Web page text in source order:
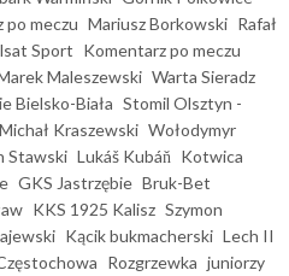
po meczu Mariusz Borkowski Rafał
Sport Komentarz po meczu
Maleszewski Warta Sieradz
Bielsko-Biała Stomil Olsztyn -
Michał Kraszewski Wołodymyr
Stawski Lukáš Kubáň Kotwica
GKS Jastrzębie Bruk-Bet
KKS 1925 Kalisz Szymon
Kącik bukmacherski Lech II
Rozgrzewka juniorzy